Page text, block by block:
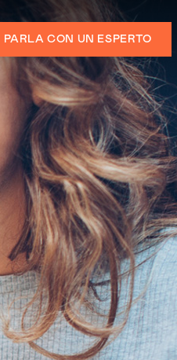
PARLA CON UN ESPERTO